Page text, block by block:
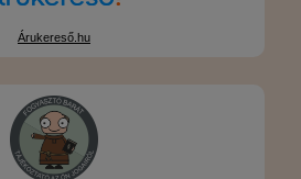
Árukereső.hu